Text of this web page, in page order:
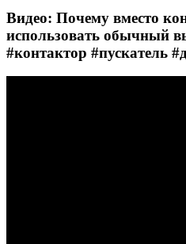
Видео: Почему вместо
использовать обычный
#контактор #пускатель